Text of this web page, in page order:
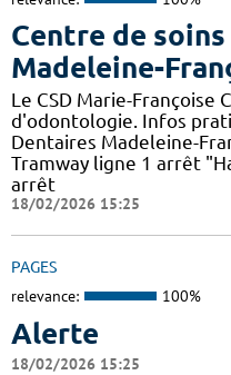
Centre de
Madeleine-
Le CSD Marie-Françoise
d'odontologie. Infos
Dentaires Madeleine-
Tramway ligne 1 arrêt
arrêt
18/02/2026 15:25
PAGES
relevance: 100%
Alerte
18/02/2026 15:25